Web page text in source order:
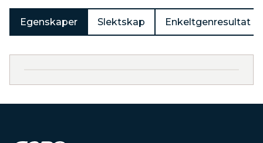
Egenskaper Slektskap Enkeltgenresultat